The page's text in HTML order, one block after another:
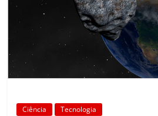
Ciência Tecnologia